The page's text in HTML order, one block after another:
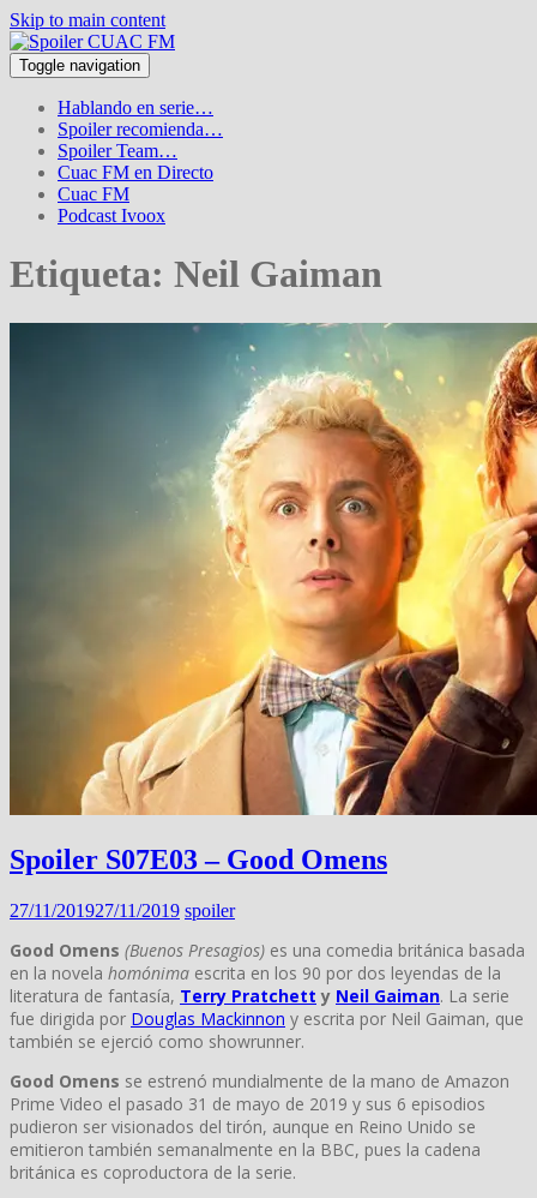
Skip to main content
Toggle navigation
Hablando en serie…
Spoiler recomienda…
Spoiler Team…
Cuac FM en Directo
Cuac FM
Podcast Ivoox
Etiqueta: Neil Gaiman
Spoiler S07E03 – Good Omens
27/11/201927/11/2019 spoiler
Good Omens (Buenos Presagios) es una comedia británica basada
en la novela homónima escrita en los 90 por dos leyendas de la
literatura de fantasía, Terry Pratchett y Neil Gaiman. La serie
fue dirigida por Douglas Mackinnon y escrita por Neil Gaiman, que
también se ejerció como showrunner.
Good Omens se estrenó mundialmente de la mano de Amazon
Prime Video el pasado 31 de mayo de 2019 y sus 6 episodios
pudieron ser visionados del tirón, aunque en Reino Unido se
emitieron también semanalmente en la BBC, pues la cadena
británica es coproductora de la serie.